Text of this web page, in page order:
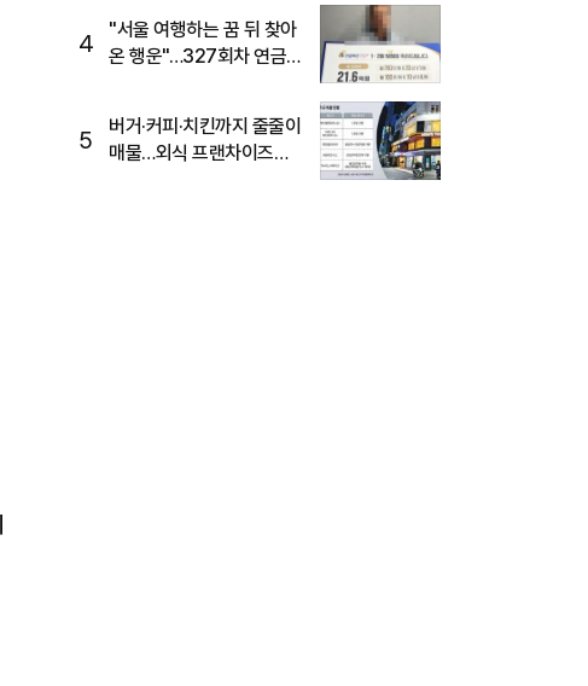
4
"서울 여행하는 꿈 뒤 찾아
온 행운"…327회차 연금
5
버거·커피·치킨까지 줄줄이
매물…외식 프랜차이즈